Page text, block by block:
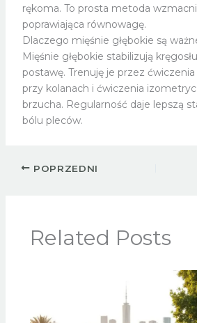
rękoma. To prosta metoda
poprawiająca równowagę.
Dlaczego mięśnie głębokie są
Mięśnie głębokie stabilizują
postawę. Trenuję je przez
przy kolanach i ćwiczenia
brzucha. Regularność daje lepszą
bólu pleców.
POPRZEDNI
Related Posts